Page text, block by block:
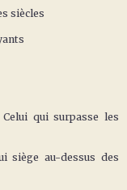
siècles
qui surpasse les
siège au-dessus des